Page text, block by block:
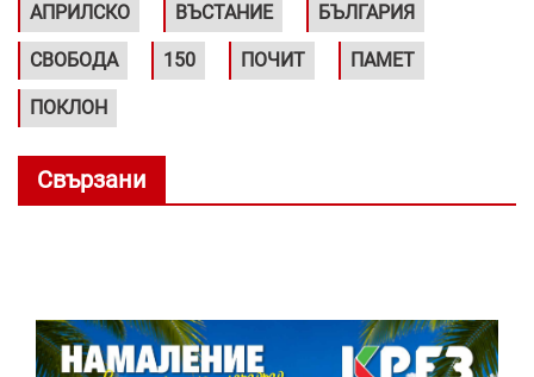
АПРИЛСКО ВЪСТАНИЕ БЪЛГАРИЯ
СВОБОДА 150 ПОЧИТ ПАМЕТ
ПОКЛОН
Свързани